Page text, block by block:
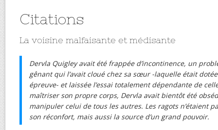
Citations
La voisine malfaisante et médisante
Dervla Quigley avait été frappée d’incontinence, un
gênant qui l’avait cloué chez sa sœur -laquelle était
épreuve- et laissée l’essai totalement dépendante de
maîtriser son propre corps, Dervla avait bientôt été
manipuler celui de tous les autres. Les ragots n’étaient
son réconfort, mais aussi la source d’un grand pouvoir.